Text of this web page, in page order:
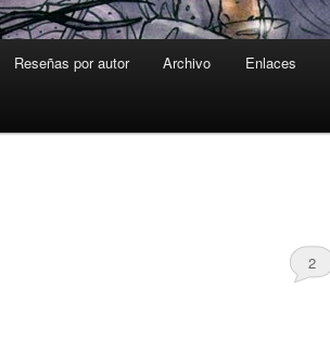
Reseñas por autor Archivo Enlaces
2